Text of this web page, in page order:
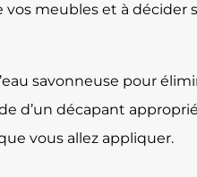
meubles et à décider
savonneuse pour
d’un décapant
vous allez appliquer.